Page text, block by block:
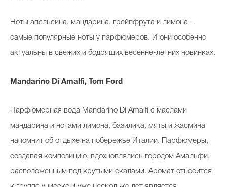
Хит недели от визажиста
Фотоальбом
Интервью со звездой
Beauty- битвы
Ноты апельсина, мандарина, грейпфрута и лимона -
самые популярные ноты у парфюмеров. И они особенно
актуальны в свежих и бодрящих весенне-летних новинках.
Mandarino Di Amalfi, Tom Ford
Парфюмерная вода Mandarino Di Amalfi с маслами
мандарина и нотами лимона, базилика, мяты и жасмина
напомнит об отдыхе на побережье Италии. Парфюмеры,
создавая композицию, вдохновлялись городом Амальфи,
расположенным под крутыми скалами. Аромат относится